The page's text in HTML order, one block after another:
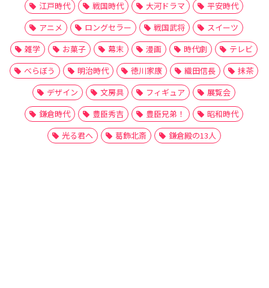
江戸時代 戦国時代 大河ドラマ
平安時代
アニメ
ロングセラー 戦国武将
スイーツ
雑学
お菓子 幕末 漫画 時代劇
テレビ
べらぼう
明治時代 徳川家康 織田信長
抹茶
デザイン
文房具 フィギュア
展覧会
鎌倉時代
豊臣秀吉 豊臣兄弟！
昭和時代
光る君へ
葛飾北斎 鎌倉殿の13人